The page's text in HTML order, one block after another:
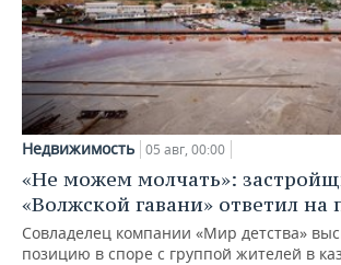
Недвижимость 05 авг, 00:00
«Не можем молчать»:
«Волжской гавани» ответил на
Совладелец компании «Мир детства»
позицию в споре с группой жителей в